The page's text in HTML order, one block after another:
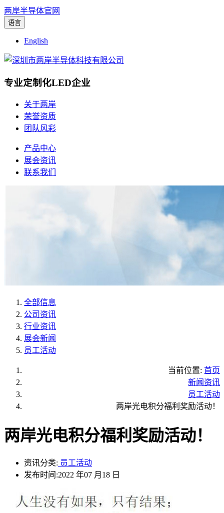
两岸半导体官网
语言
English
专业定制化LED企业
关于两岸
荣誉资质
团队风彩
产品中心
展会资讯
联系我们
全部信息
公司资讯
行业资讯
展会新闻
员工活动
当前位置: 首页
新闻资讯
员工活动
两岸光电积分福利奖励活动！
两岸光电积分福利奖励活动！
资讯分类: 员工活动
发布时间:2022 年07 月18 日